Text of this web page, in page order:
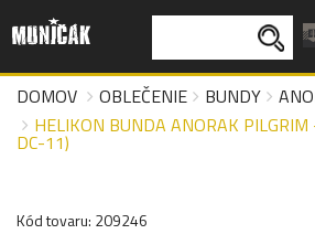
DOMOV
OBLEČENIE BUNDY
HELIKON BUNDA ANORAK
DC-11)
Kód tovaru: 209246